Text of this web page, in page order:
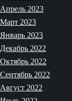
Апрель 2023
Март 2023
Январь 2023
Декабрь 2022
Октябрь 2022
Сентябрь 2022
Август 2022